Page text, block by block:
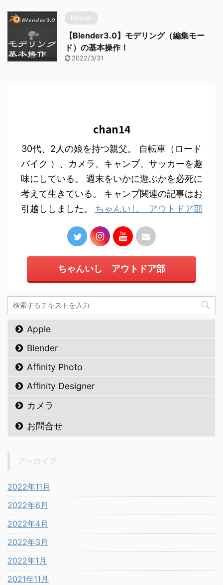
Blender
【Blender3.0】モデリング（編集モー
ド）の基本操作！
2022/3/31
chan14
30代、2人の娘を持つ親父。 自転車（ロード
バイク ）、カメラ、キャンプ、サッカーを趣
味にしている。 週末をいかに遊ぶかを必死に
考えて生きている。 キャンプ関連の記事はお
引越ししました。 ちゃんいし アウトドア部
ちゃんいし アウトドア部
Apple
Blender
Affinity Photo
Affinity Designer
カメラ
お問合せ
2022年11月
2022年6月
2022年4月
2022年3月
2022年1月
2021年11月